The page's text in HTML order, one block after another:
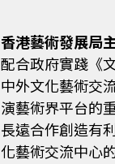
香港藝術發展局
配合政府實踐《
中外文化藝術交
演藝術界平台的
長遠合作創造有
化藝術交流中心